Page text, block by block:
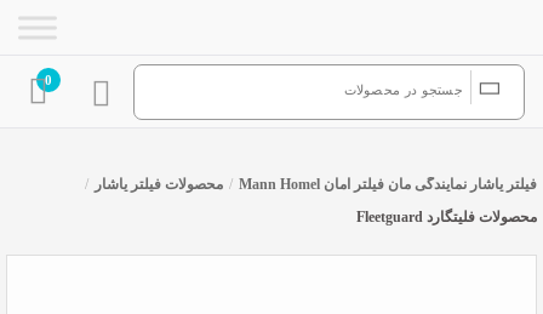
0
فیلتر یاشار نمایندگی مان فیلتر آمان Mann Homel / محصولات فیلتر یاشار /
محصولات فلیتگارد Fleetguard